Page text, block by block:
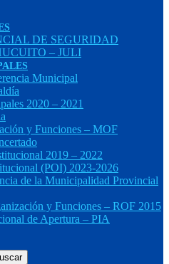
DE SEGURIDAD
– JULI
Municipal
2020 – 2021
y Funciones – MOF
2019 – 2022
(POI) 2023-2026
de la Municipalidad Provincial
y Funciones – ROF 2015
de Apertura – PIA